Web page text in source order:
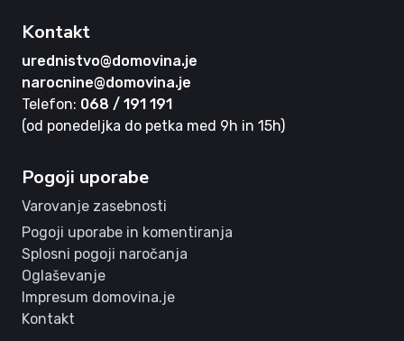
Kontakt
urednistvo@domovina.je
narocnine@domovina.je
Telefon: 068 / 191 191
(od ponedeljka do petka med 9h in 15h)
Pogoji uporabe
Varovanje zasebnosti
Pogoji uporabe in komentiranja
Splosni pogoji naročanja
Oglaševanje
Impresum domovina.je
Kontakt